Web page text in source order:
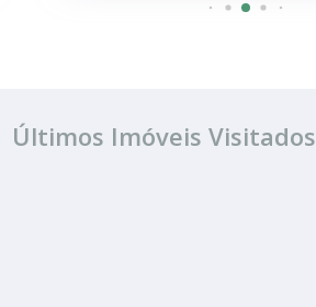
Últimos Imóveis Visitados